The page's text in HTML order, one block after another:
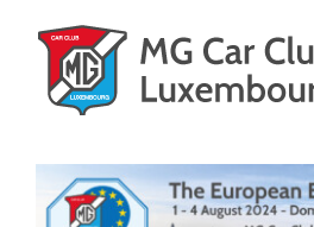
content